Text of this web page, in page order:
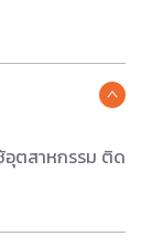
อุตสาหกรรม ติด